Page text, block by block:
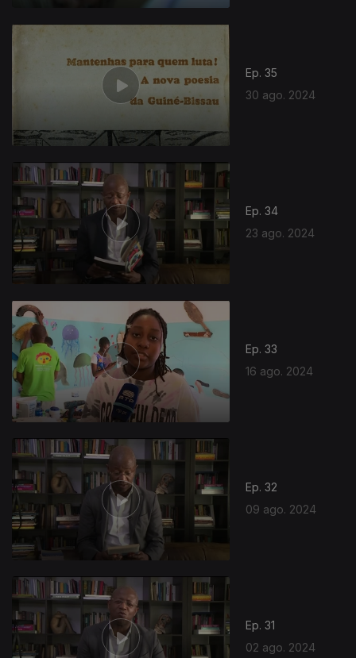
Ep. 35
30 ago. 2024
Ep. 34
23 ago. 2024
Ep. 33
16 ago. 2024
Ep. 32
09 ago. 2024
Ep. 31
02 ago. 2024